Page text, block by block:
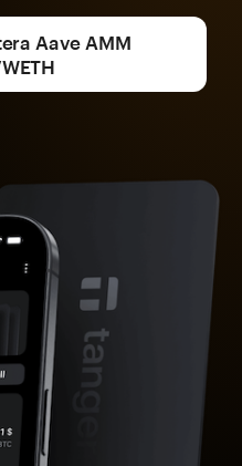
Aave AMM